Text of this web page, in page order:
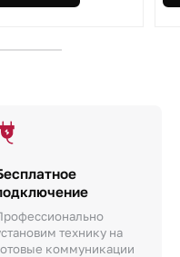
технику на
коммуникации